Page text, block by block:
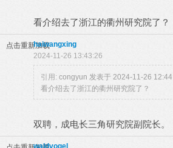
看介绍去了浙江的衢州研究院了？
点击重新加载haiwangxing
2024-11-26 13:43:26
引用: congyun 发表于 2024-11-26 12:44
看介绍去了浙江的衢州研究院了？
双聘，成电长三角研究院副院长。
waldvogel